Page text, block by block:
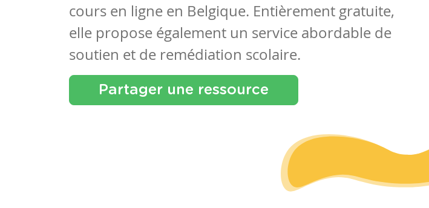
cours en ligne en Belgique. Entièrement gratuite,
elle propose également un service abordable de
soutien et de remédiation scolaire.
Partager une ressource